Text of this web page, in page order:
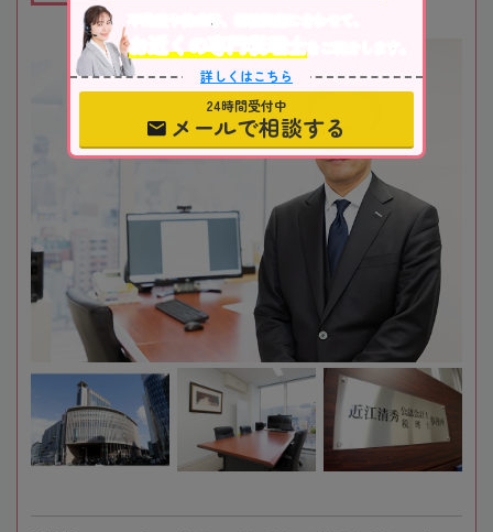
不動産や株式等、相続資産に合わせて、
お近くの専門税理士
をご紹介します。
詳しくはこちら
24時間受付中
メールで相談する